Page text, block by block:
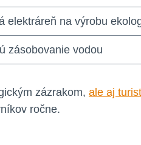
elektráreň na výrobu
zásobovanie vodou
zázrakom, ale aj
ročne.